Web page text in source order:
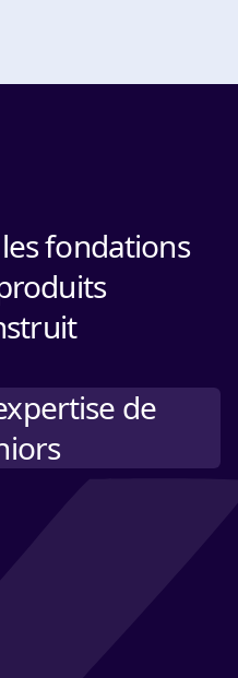
les fondations
de